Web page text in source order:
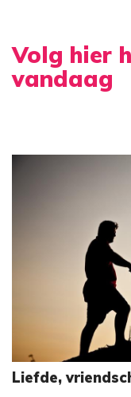
Volg hier
vandaag
Liefde,